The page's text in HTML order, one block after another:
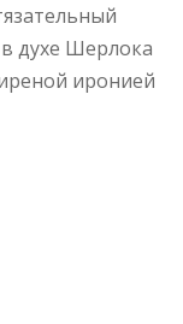
духе Шерлока
иронией